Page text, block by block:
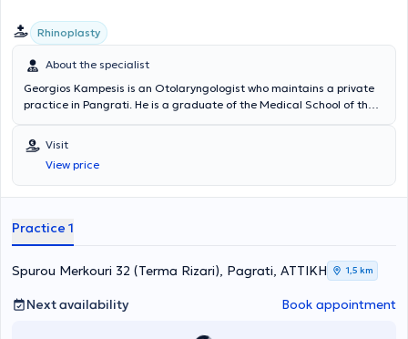
Rhinoplasty
About the specialist
Georgios Kampesis is an Otolaryngologist who maintains a private
practice in Pangrati. He is a graduate of the Medical School of the
Otolaryngology - Head and Neck Surgery at the University Clinic of
the General Hospital of Athens "Hippocratio." He has served as a
clinical associate at the Brighton and Sussex University Hospitals in
the United Kingdom. Furthermore, he possesses extensive
apnea, snoring, and nasal septum deviation correction using
Visit
View price
Practice 1
Spurou Merkouri 32 (Terma Rizari), Pagrati, ΑΤΤΙΚΗ 1,5 km
Next availability Book appointment